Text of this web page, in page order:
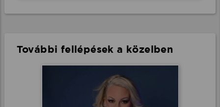
További fellépések a közelben